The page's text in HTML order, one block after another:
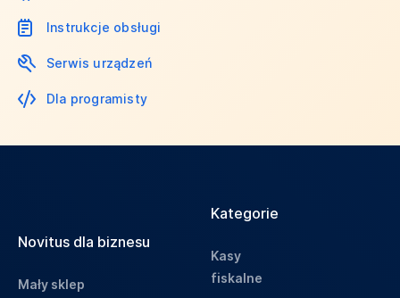
Instrukcje obsługi
Serwis urządzeń
Dla programisty
Novitus dla biznesu
Mały sklep
Kategorie
Kasy
fiskalne